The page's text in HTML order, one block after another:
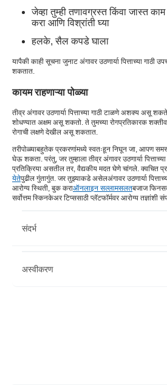
जेव्हा तुम्ही तणावग्रस्त किंवा जास्त
करा आणि विश्रांती घ्या
हलके, सैल कपडे घाला
यापैकी काही सूचना जुनाट अंगावर उठणार्या पित्ताच्या गाठी
शकतात.
कायम राहणाऱ्या पोळ्या
तीव्र अंगावर उठणार्या पित्ताच्या गाठी टाळणे अशक्य असू
शोधण्यात अक्षम असू शकतो. ते तुमच्या रोगप्रतिकारक
रोगाची लक्षणे देखील असू शकतात.
तरीपोळ्याबहुतेक प्रकरणांमध्ये स्वतःहून निघून जा, आपण
घेऊ शकता. परंतु, जर तुम्हाला तीव्र अंगावर उठणार्या पित्ताच्या
प्रतिक्रिया असतील तर, वैद्यकीय मदत घेणे चांगले. क्वचित
येतेपुढील गुंतागुंत. जर तुझ्याकडे असेलअंगावर उठणार्या
आरोग्य स्थिती, बुक कराऑनलाइन सल्लामसलतबजाज
सर्वोत्तम स्किनकेअर टिप्ससाठी प्लॅटफॉर्मवर आरोग्य तज्ञांशी
संदर्भ
https://www.ncbi.nlm.nih.gov/pmc/
अस्वीकरण